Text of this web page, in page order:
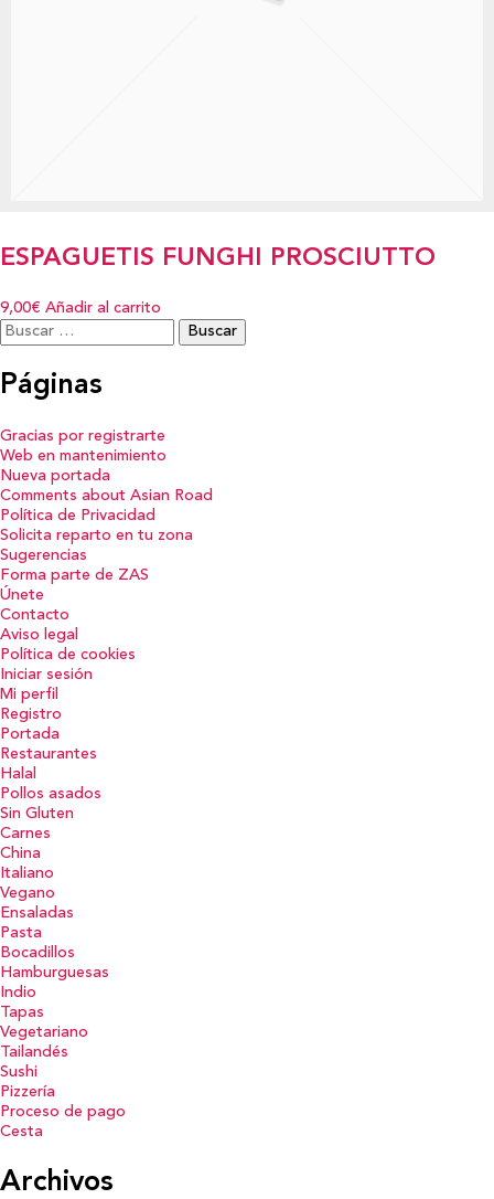
ESPAGUETIS FUNGHI PROSCIUTTO
9,00€ Añadir al carrito
Buscar:
Páginas
Gracias por registrarte
Web en mantenimiento
Nueva portada
Comments about Asian Road
Política de Privacidad
Solicita reparto en tu zona
Sugerencias
Forma parte de ZAS
Únete
Contacto
Aviso legal
Política de cookies
Iniciar sesión
Mi perfil
Registro
Portada
Restaurantes
Halal
Pollos asados
Sin Gluten
Carnes
China
Italiano
Vegano
Ensaladas
Pasta
Bocadillos
Hamburguesas
Indio
Tapas
Vegetariano
Tailandés
Sushi
Pizzería
Proceso de pago
Cesta
Archivos